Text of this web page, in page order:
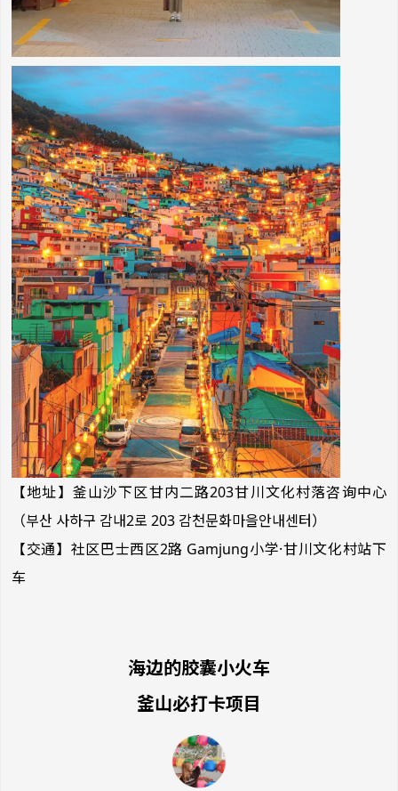
【地址】釜山沙下区甘内二路203甘川文化村落咨询中心
（부산 사하구 감내2로 203 감천문화마을안내센터）
【交通】社区巴士西区2路 Gamjung小学·甘川文化村站下
车
海边的胶囊小火车
釜山必打卡项目